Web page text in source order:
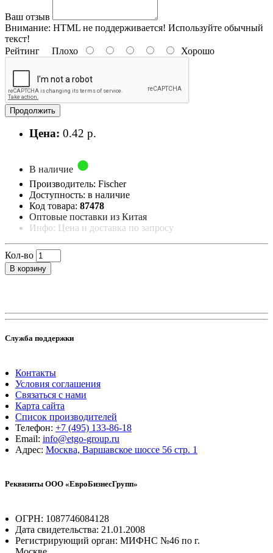
Ваш отзыв
Внимание: HTML не поддерживается! Используйте обычный
текст!
Рейтинг Плохо Хорошо
Продолжить
Цена: 0.42 р.
В наличие
Производитель: Fischer
Доступность: в наличие
Код товара: 87478
Оптовые поставки из Китая
Инфо: Цена и доставка по запросу
Кол-во
В корзину
Служба поддержки
Контакты
Условия соглашения
Связаться с нами
Карта сайта
Список производителей
Телефон: +7 (495) 133-86-18
Email: info@etgo-group.ru
Адрес: Москва, Варшавское шоссе 56 стр. 1
Реквизиты ООО «ЕвроБизнесГрупп»
ОГРН: 1087746084128
Дата свидетельства: 21.01.2008
Регистрирующий орган: МИФНС №46 по г.